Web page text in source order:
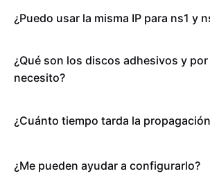
¿Puedo usar la misma IP para ns1 y
¿Qué son los discos adhesivos y
necesito?
¿Cuánto tiempo tarda la
¿Me pueden ayudar a configurarlo?